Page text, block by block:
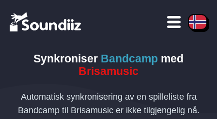
Synkroniser Bandcamp med
Brisamusic
Automatisk synkronisering av en spilleliste fra
Bandcamp til Brisamusic er ikke tilgjengelig nå.